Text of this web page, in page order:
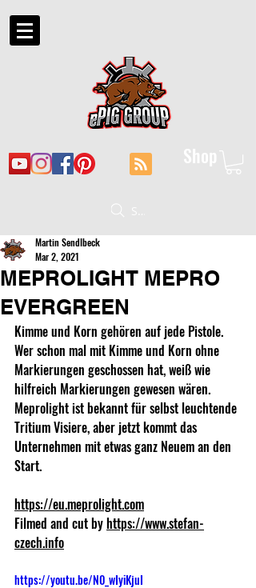
Shop
Suche
MEPROLIGHT MEPRO
EVERGREEN
Martin Sendlbeck
Mar 2, 2021
Kimme und Korn gehören auf jede Pistole.
Wer schon mal mit Kimme und Korn ohne
Markierungen geschossen hat, weiß wie
hilfreich Markierungen gewesen wären.
Meprolight ist bekannt für selbst leuchtende
Tritium Visiere, aber jetzt kommt das
Unternehmen mit etwas ganz Neuem an den
Start.
https://eu.meprolight.com
Filmed and cut by https://www.stefan-
czech.info
https://youtu.be/N0_wIyiKjuI